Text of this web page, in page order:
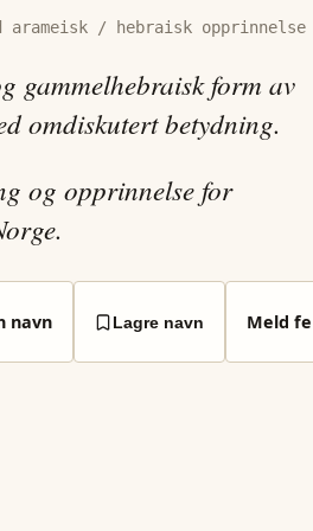
arameisk / hebraisk opprinnelse
gammelhebraisk form av
omdiskutert betydning.
og opprinnelse for
navn Lagre navn Meld